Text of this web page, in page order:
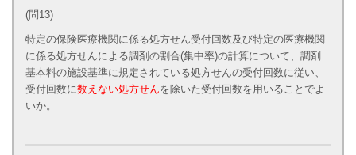
(問13)
特定の保険医療機関に係る処方せん受付回数及び特定の医療機関
に係る処方せんによる調剤の割合(集中率)の計算について、調剤
基本料の施設基準に規定されている処方せんの受付回数に従い、
受付回数に数えない処方せんを除いた受付回数を用いることでよ
いか。